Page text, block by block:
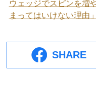
ウェッジでスピンを増
まってはいけない理由」
SHARE